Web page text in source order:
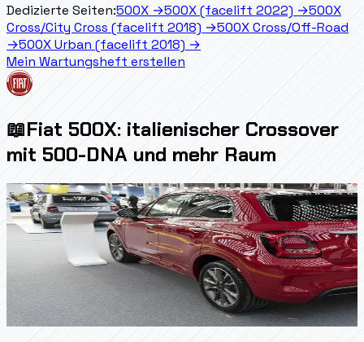
Dedizierte Seiten:500X →500X (facelift 2022) →500X
Cross/City Cross (facelift 2018) →500X Cross/Off-Road
→500X Urban (facelift 2018) →
Mein Wartungsheft erstellen
📖Fiat 500X: italienischer Crossover
mit 500-DNA und mehr Raum